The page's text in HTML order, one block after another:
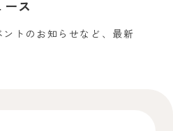
ース
トのお知らせなど、 最新